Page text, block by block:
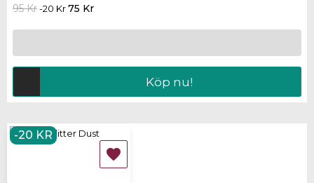
95 Kr-20 Kr75 Kr
Köp nu!
-20 KR
